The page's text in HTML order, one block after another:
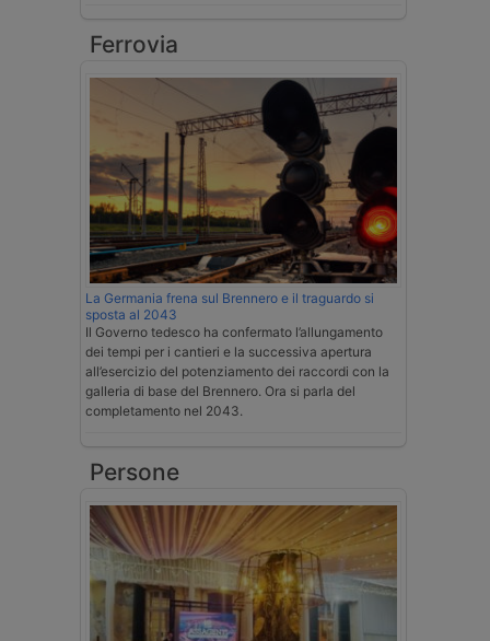
Ferrovia
La Germania frena sul Brennero e il traguardo si
sposta al 2043
Il Governo tedesco ha confermato l’allungamento
dei tempi per i cantieri e la successiva apertura
all’esercizio del potenziamento dei raccordi con la
galleria di base del Brennero. Ora si parla del
completamento nel 2043.
Persone